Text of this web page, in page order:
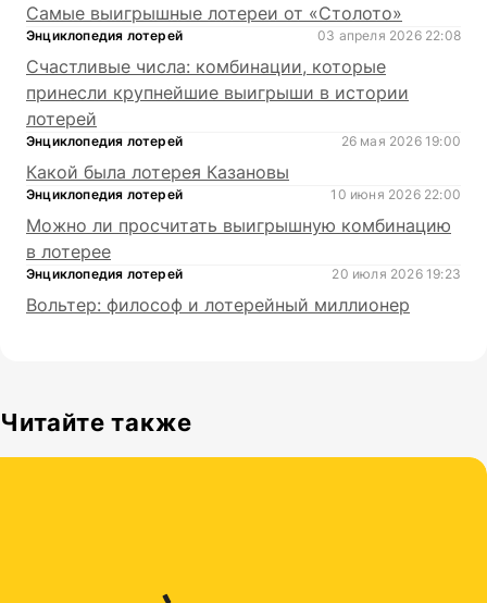
Самые выигрышные лотереи от «Столото»
Энциклопедия лотерей 03 апреля 2026 22:08
Счастливые числа: комбинации, которые
принесли крупнейшие выигрыши в истории
лотерей
Энциклопедия лотерей 26 мая 2026 19:00
Какой была лотерея Казановы
Энциклопедия лотерей 10 июня 2026 22:00
Можно ли просчитать выигрышную комбинацию
в лотерее
Энциклопедия лотерей 20 июля 2026 19:23
Вольтер: философ и лотерейный миллионер
Читайте также